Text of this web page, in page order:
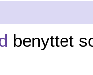
benyttet